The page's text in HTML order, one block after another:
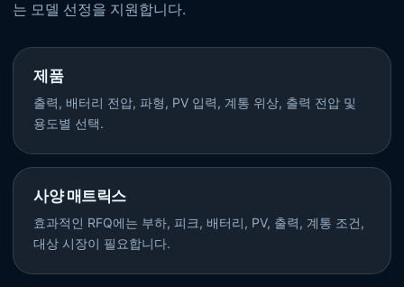
는 모델 선정을 지원합니다.
제품
출력, 배터리 전압, 파형, PV 입력, 계통 위상, 출력 전압 및
용도별 선택.
사양 매트릭스
효과적인 RFQ에는 부하, 피크, 배터리, PV, 출력, 계통 조건,
대상 시장이 필요합니다.